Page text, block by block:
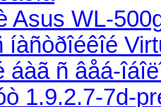
Asus WL-
íàñòðîéêîé
áàã ñ âåá-
1.9.2.7-7d-